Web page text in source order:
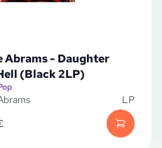
Abrams - Daughter
(Black 2LP)
LP